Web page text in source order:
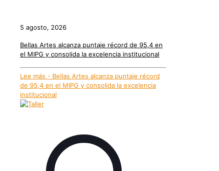
5 agosto, 2026
Bellas Artes alcanza puntaje récord de 95,4 en
el MIPG y consolida la excelencia institucional
Lee más - Bellas Artes alcanza puntaje récord
de 95,4 en el MIPG y consolida la excelencia
institucional